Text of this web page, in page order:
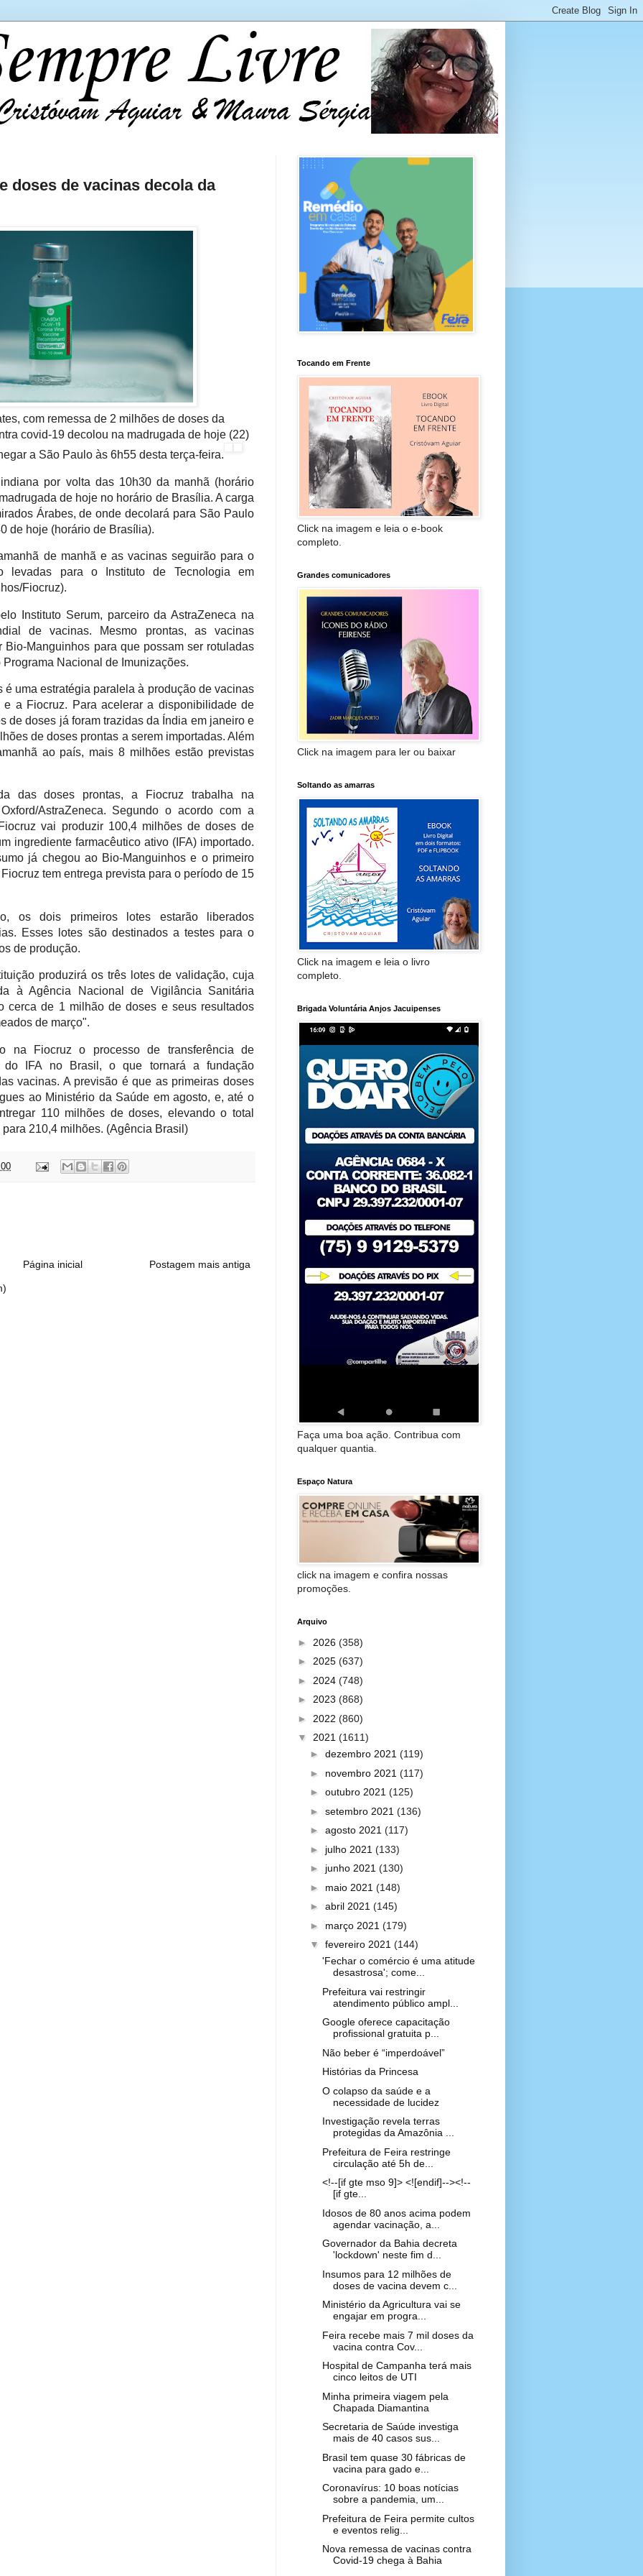
doses de vacinas decola da
com remessa de 2 milhões de doses da
covid-19 decolou na madrugada de hoje (22)
a São Paulo às 6h55 desta terça-feira.
por volta das 10h30 da manhã (horário
de hoje no horário de Brasília. A carga
Árabes, de onde decolará para São Paulo
de hoje (horário de Brasília).
de manhã e as vacinas seguirão para o
levadas para o Instituto de Tecnologia em
Fiocruz).
Instituto Serum, parceiro da AstraZeneca na
de vacinas. Mesmo prontas, as vacinas
Bio-Manguinhos para que possam ser rotuladas
Nacional de Imunizações.
é uma estratégia paralela à produção de vacinas
e a Fiocruz. Para acelerar a disponibilidade de
de doses já foram trazidas da Índia em janeiro e
de doses prontas a serem importadas. Além
ao país, mais 8 milhões estão previstas
das doses prontas, a Fiocruz trabalha na
AstraZeneca. Segundo o acordo com a
vai produzir 100,4 milhões de doses de
ingrediente farmacêutico ativo (IFA) importado.
já chegou ao Bio-Manguinhos e o primeiro
tem entrega prevista para o período de 15
os dois primeiros lotes estarão liberados
Esses lotes são destinados a testes para o
de produção.
produzirá os três lotes de validação, cuja
à Agência Nacional de Vigilância Sanitária
cerca de 1 milhão de doses e seus resultados
de março".
na Fiocruz o processo de transferência de
do IFA no Brasil, o que tornará a fundação
vacinas. A previsão é que as primeiras doses
ao Ministério da Saúde em agosto, e, até o
110 milhões de doses, elevando o total
210,4 milhões. (Agência Brasil)
Postagem mais antiga
Página inicial
Tocando em Frente
Click na imagem e leia o e-book
completo.
Grandes comunicadores
Click na imagem para ler ou baixar
Soltando as amarras
Click na imagem e leia o livro
completo.
Brigada Voluntária Anjos Jacuipenses
Faça uma boa ação. Contribua com
qualquer quantia.
Espaço Natura
click na imagem e confira nossas
promoções.
Arquivo
► 2026 (358)
► 2025 (637)
► 2024 (748)
► 2023 (868)
► 2022 (860)
▼ 2021 (1611)
► dezembro 2021 (119)
► novembro 2021 (117)
► outubro 2021 (125)
► setembro 2021 (136)
► agosto 2021 (117)
► julho 2021 (133)
► junho 2021 (130)
► maio 2021 (148)
► abril 2021 (145)
► março 2021 (179)
▼ fevereiro 2021 (144)
'Fechar o comércio é uma atitude
desastrosa'; come...
Prefeitura vai restringir
atendimento público ampl...
Google oferece capacitação
profissional gratuita p...
Não beber é “imperdoável”
Histórias da Princesa
O colapso da saúde e a
necessidade de lucidez
Investigação revela terras
protegidas da Amazônia ...
Prefeitura de Feira restringe
circulação até 5h de...
<!--[if gte mso 9]> <![endif]--><!--
[if gte...
Idosos de 80 anos acima podem
agendar vacinação, a...
Governador da Bahia decreta
'lockdown' neste fim d...
Insumos para 12 milhões de
doses de vacina devem c...
Ministério da Agricultura vai se
engajar em progra...
Feira recebe mais 7 mil doses da
vacina contra Cov...
Hospital de Campanha terá mais
cinco leitos de UTI
Minha primeira viagem pela
Chapada Diamantina
Secretaria de Saúde investiga
mais de 40 casos sus...
Brasil tem quase 30 fábricas de
vacina para gado e...
Coronavírus: 10 boas notícias
sobre a pandemia, um...
Prefeitura de Feira permite cultos
e eventos relig...
Nova remessa de vacinas contra
Covid-19 chega à Bahia